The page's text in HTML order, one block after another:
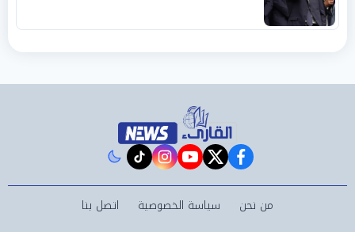
facebook
twitter
youtube
instagram
tiktok
من نحن سياسة الخصوصية اتصل بنا